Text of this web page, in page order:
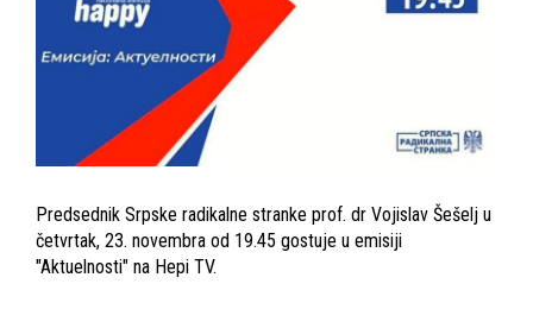
Predsednik Srpske radikalne stranke prof. dr Vojislav Šešelj u
četvrtak, 23. novembra od 19.45 gostuje u emisiji
"Aktuelnosti" na Hepi TV.